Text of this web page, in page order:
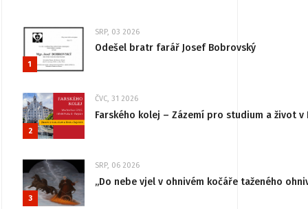
1
SRP, 03 2026
Odešel bratr farář Josef Bobrovský
2
ČVC, 31 2026
Farského kolej – Zázemí pro studium a život v
3
SRP, 06 2026
„Do nebe vjel v ohnivém kočáře taženého